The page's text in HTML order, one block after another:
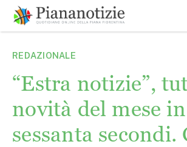
contenuto
SEARCH
REDAZIONALE
“Estra notizie”,
novità del mese in
sessanta secondi.